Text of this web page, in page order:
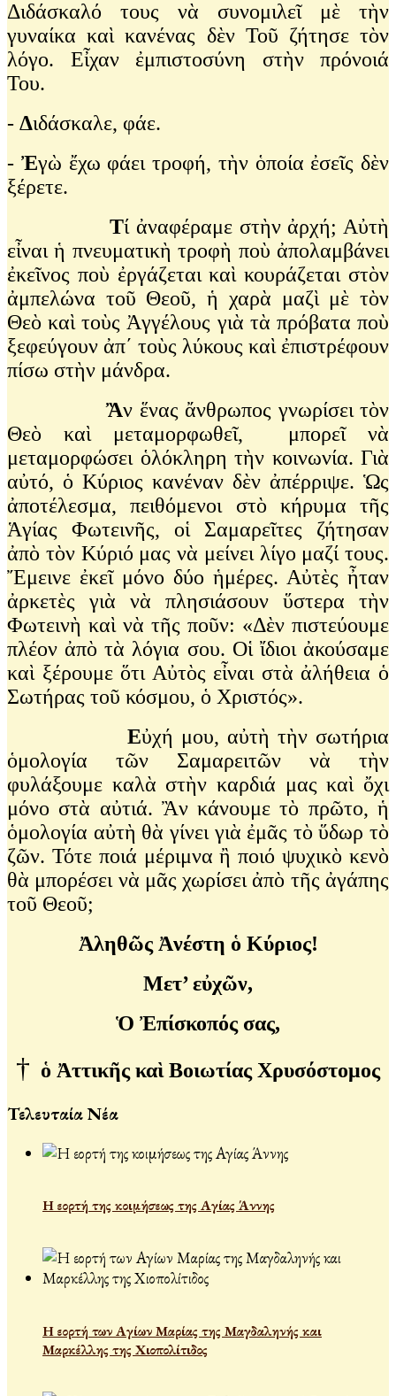
Διδάσκαλό τους νὰ συνομιλεῖ μὲ τὴν
γυναίκα καὶ κανένας δὲν Τοῦ ζήτησε τὸν
λόγο. Εἶχαν ἐμπιστοσύνη στὴν πρόνοιά
Του.
- Διδάσκαλε, φάε.
- Ἐγὼ ἔχω φάει τροφή, τὴν ὁποία ἐσεῖς δὲν
ξέρετε.
Τί ἀναφέραμε στὴν ἀρχή; Αὐτὴ
εἶναι ἡ πνευματικὴ τροφὴ ποὺ ἀπολαμβάνει
ἐκεῖνος ποὺ ἐργάζεται καὶ κουράζεται στὸν
ἀμπελώνα τοῦ Θεοῦ, ἡ χαρὰ μαζὶ μὲ τὸν
Θεὸ καὶ τοὺς Ἀγγέλους γιὰ τὰ πρόβατα ποὺ
ξεφεύγουν ἀπ΄ τοὺς λύκους καὶ ἐπιστρέφουν
πίσω στὴν μάνδρα.
Ἂν ἕνας ἄνθρωπος γνωρίσει τὸν
Θεὸ καὶ μεταμορφωθεῖ, μπορεῖ νὰ
μεταμορφώσει ὁλόκληρη τὴν κοινωνία. Γιὰ
αὐτό, ὁ Κύριος κανέναν δὲν ἀπέρριψε. Ὡς
ἀποτέλεσμα, πειθόμενοι στὸ κήρυμα τῆς
Ἁγίας Φωτεινῆς, οἱ Σαμαρεῖτες ζήτησαν
ἀπὸ τὸν Κύριό μας νὰ μείνει λίγο μαζί τους.
Ἔμεινε ἐκεῖ μόνο δύο ἡμέρες. Αὐτὲς ἦταν
ἀρκετὲς γιὰ νὰ πλησιάσουν ὕστερα τὴν
Φωτεινὴ καὶ νὰ τῆς ποῦν: «Δὲν πιστεύουμε
πλέον ἀπὸ τὰ λόγια σου. Οἱ ἴδιοι ἀκούσαμε
καὶ ξέρουμε ὅτι Αὐτὸς εἶναι στὰ ἀλήθεια ὁ
Σωτήρας τοῦ κόσμου, ὁ Χριστός».
Εὐχή μου, αὐτὴ τὴν σωτήρια
ὁμολογία τῶν Σαμαρειτῶν νὰ τὴν
φυλάξουμε καλὰ στὴν καρδιά μας καὶ ὄχι
μόνο στὰ αὐτιά. Ἂν κάνουμε τὸ πρῶτο, ἡ
ὁμολογία αὐτὴ θὰ γίνει γιὰ ἐμᾶς τὸ ὕδωρ τὸ
ζῶν. Τότε ποιά μέριμνα ἢ ποιό ψυχικὸ κενὸ
θὰ μπορέσει νὰ μᾶς χωρίσει ἀπὸ τῆς ἀγάπης
τοῦ Θεοῦ;
Ἀληθῶς Ἀνέστη ὁ Κύριος!
Μετ’ εὐχῶν,
Ὁ Ἐπίσκοπός σας,
† ὁ Ἀττικῆς καὶ Βοιωτίας Χρυσόστομος
Τελευταία Νέα
Η εορτή της κοιμήσεως της Αγίας Άννης
Η εορτή των Αγίων Μαρίας της Μαγδαληνής και
Μαρκέλλης της Χιοπολίτιδος